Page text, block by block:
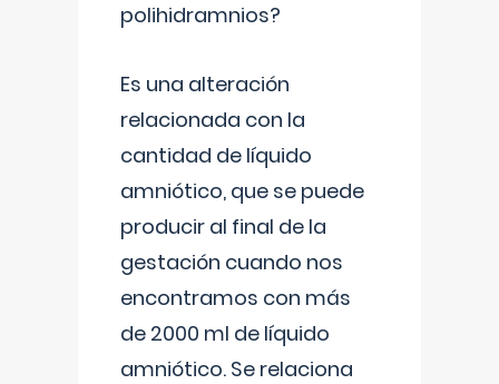
polihidramnios?
Es una alteración
relacionada con la
cantidad de líquido
amniótico, que se puede
producir al final de la
gestación cuando nos
encontramos con más
de 2000 ml de líquido
amniótico. Se relaciona